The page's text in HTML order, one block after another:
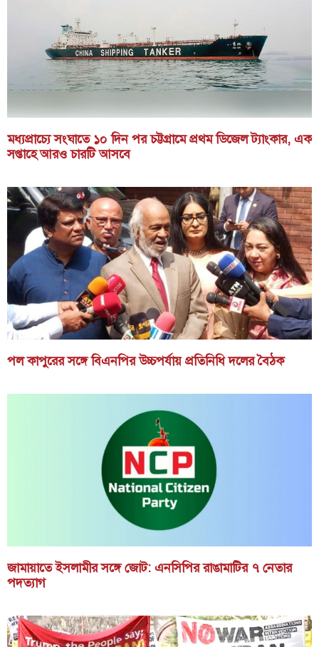
মধ্যপ্রাচ্যে সংঘাতে ১০ দিন পর চট্টগ্রামে প্রথম ডিজেল ট্যাংকার, এক
সপ্তাহে আরও চারটি আসবে
পল কাপুরের সঙ্গে বিএনপির উচ্চপর্যায় প্রতিনিধি দলের বৈঠক
জামায়াতে ইসলামীর সঙ্গে জোট: এনসিপির রাঙামাটির ৭ নেতার
পদত্যাগ